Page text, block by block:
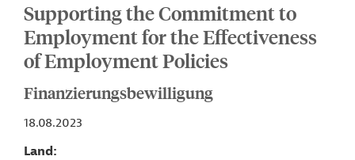
Supporting the Commitment to
Employment for the Effectiveness
of Employment Policies
Finanzierungsbewilligung
18.08.2023
Land